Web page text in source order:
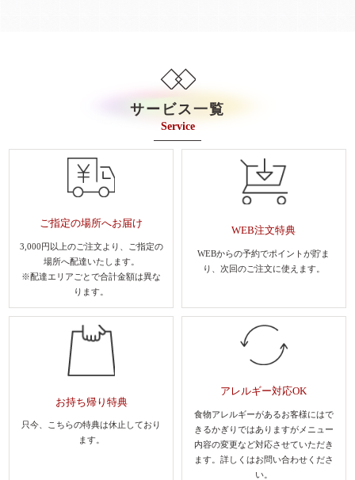
サービス一覧
Service
ご指定の場所へお届け
3,000円以上のご注文より、
ご指定の
場所へ配達いたします。
※配達エリアごとで合計金額は異な
ります。
WEB注文特典
WEBからの予約でポイントが貯ま
り、 次回のご注文に使えます。
お持ち帰り特典
只今、こちらの特典は休止しており
ます。
アレルギー対応OK
食物アレルギーがあるお客様にはで
きるかぎりではありますがメニュー
内容の変更など対応させていただき
ます。 詳しくはお問い合わせくださ
い。